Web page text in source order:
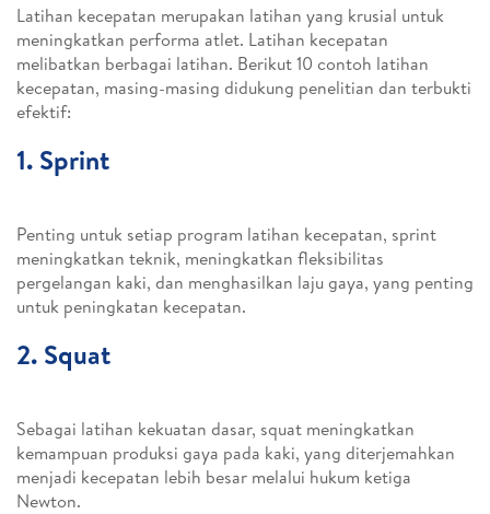
Latihan kecepatan merupakan latihan yang krusial untuk
meningkatkan performa atlet. Latihan kecepatan
melibatkan berbagai latihan. Berikut 10 contoh latihan
kecepatan, masing-masing didukung penelitian dan terbukti
efektif:
1. Sprint
Penting untuk setiap program latihan kecepatan, sprint
meningkatkan teknik, meningkatkan fleksibilitas
pergelangan kaki, dan menghasilkan laju gaya, yang penting
untuk peningkatan kecepatan.
2. Squat
Sebagai latihan kekuatan dasar, squat meningkatkan
kemampuan produksi gaya pada kaki, yang diterjemahkan
menjadi kecepatan lebih besar melalui hukum ketiga
Newton.